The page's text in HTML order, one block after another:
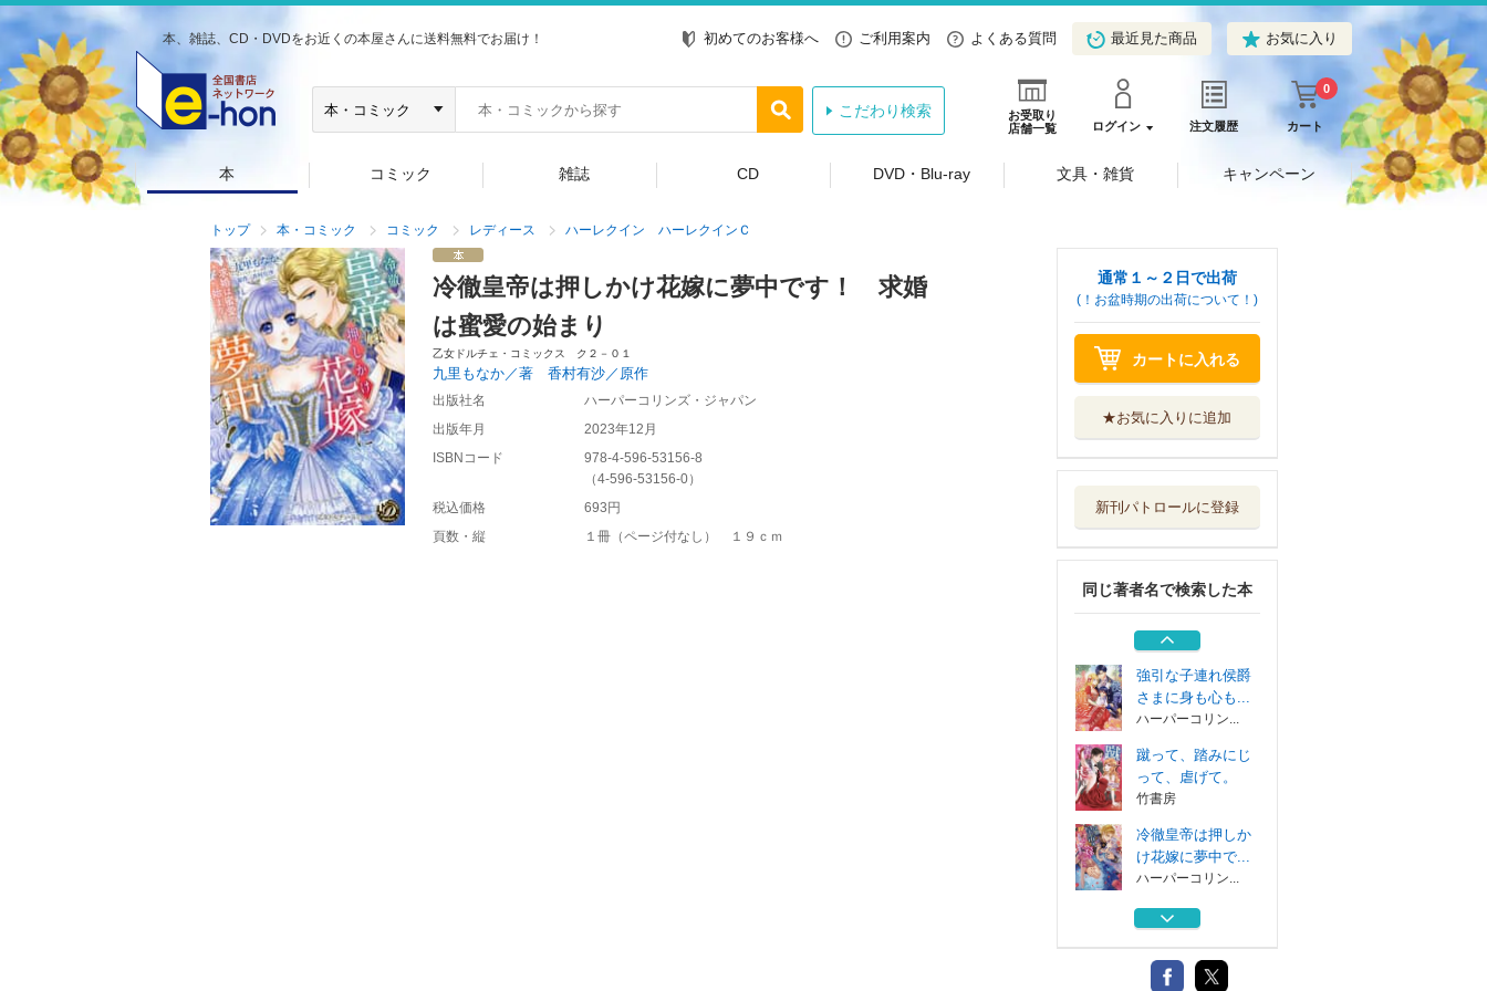
本、雑誌、CD・DVDをお近くの本屋さんに送料無料でお届け！ 初めてのお客様へ ご利用案内 よくある質問 最近見た商品 お気に入り
お受取り
店舗一覧
ログイン 注文履歴 カート
0
こだわり検索
本 コミック 雑誌 CD DVD・Blu-ray 文具・雑貨 キャンペーン
トップ 本・コミック コミック レディース ハーレクイン ハーレクインＣ
冷徹皇帝は押しかけ花嫁に夢中です！ 求婚
は蜜愛の始まり
乙女ドルチェ・コミックス ク２－０１
九里もなか／著 香村有沙／原作
出版社名
ハーパーコリンズ・ジャパン
出版年月
2023年12月
ISBNコード
978-4-596-53156-8
（4-596-53156-0）
税込価格
693円
頁数・縦
１冊（ページ付なし） １９ｃｍ
通常１～２日で出荷
(！お盆時期の出荷について！)
カートに入れる
★お気に入りに追加
新刊パトロールに登録
同じ著者名で検索した本
冷徹皇帝は押しか
け花嫁に夢中で...
お届けっ！ガテン
ロングランドジ
星座別カレシ
１ 鬼畜な天使
祥伝社
強引な子連れ侯爵
さまに身も心も...
ハーパーコリン...
蹴って、踏みにじ
って、虐げて。
竹書房
冷徹皇帝は押しか
け花嫁に夢中で...
ハーパーコリン...
お届けっ！ガテン
ロングランドジ